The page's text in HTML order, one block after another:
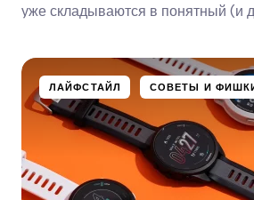
уже складываются в понятный (и
ЛАЙФСТАЙЛ СОВЕТЫ И